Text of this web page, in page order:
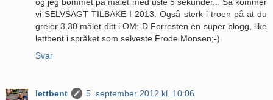
vi SELVSAGT TILBAKE I 2013. Også sterk i troen på at du
greier 3.30 målet ditt i OM:-D Forresten en super blogg, like
lettbent i språket som selveste Frode Monsen;-).
Svar
lettbent
5. september 2012 kl. 10:06